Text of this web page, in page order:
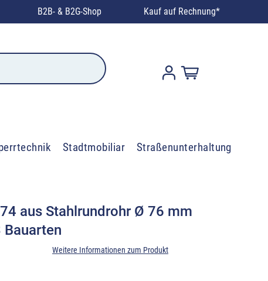
B2B- & B2G-Shop Kauf auf Rechnung*
Stadtmobiliar Straßenunterhaltung
aus Stahlrundrohr Ø 76 mm
Weitere Informationen zum Produkt